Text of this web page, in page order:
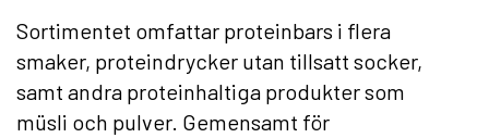
Sortimentet omfattar proteinbars i flera
smaker, proteindrycker utan tillsatt socker,
samt andra proteinhaltiga produkter som
müsli och pulver. Gemensamt för